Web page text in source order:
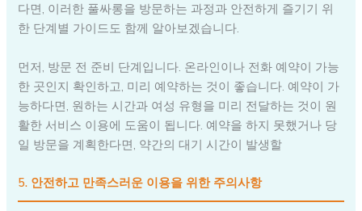
다면, 이러한 풀싸롱을 방문하는 과정과 안전하게 즐기기 위
한 단계별 가이드도 함께 알아보겠습니다.
먼저, 방문 전 준비 단계입니다. 온라인이나 전화 예약이 가능
한 곳인지 확인하고, 미리 예약하는 것이 좋습니다. 예약이 가
능하다면, 원하는 시간과 여성 유형을 미리 전달하는 것이 원
활한 서비스 이용에 도움이 됩니다. 예약을 하지 못했거나 당
일 방문을 계획한다면, 약간의 대기 시간이 발생할
5. 안전하고 만족스러운 이용을 위한 주의사항